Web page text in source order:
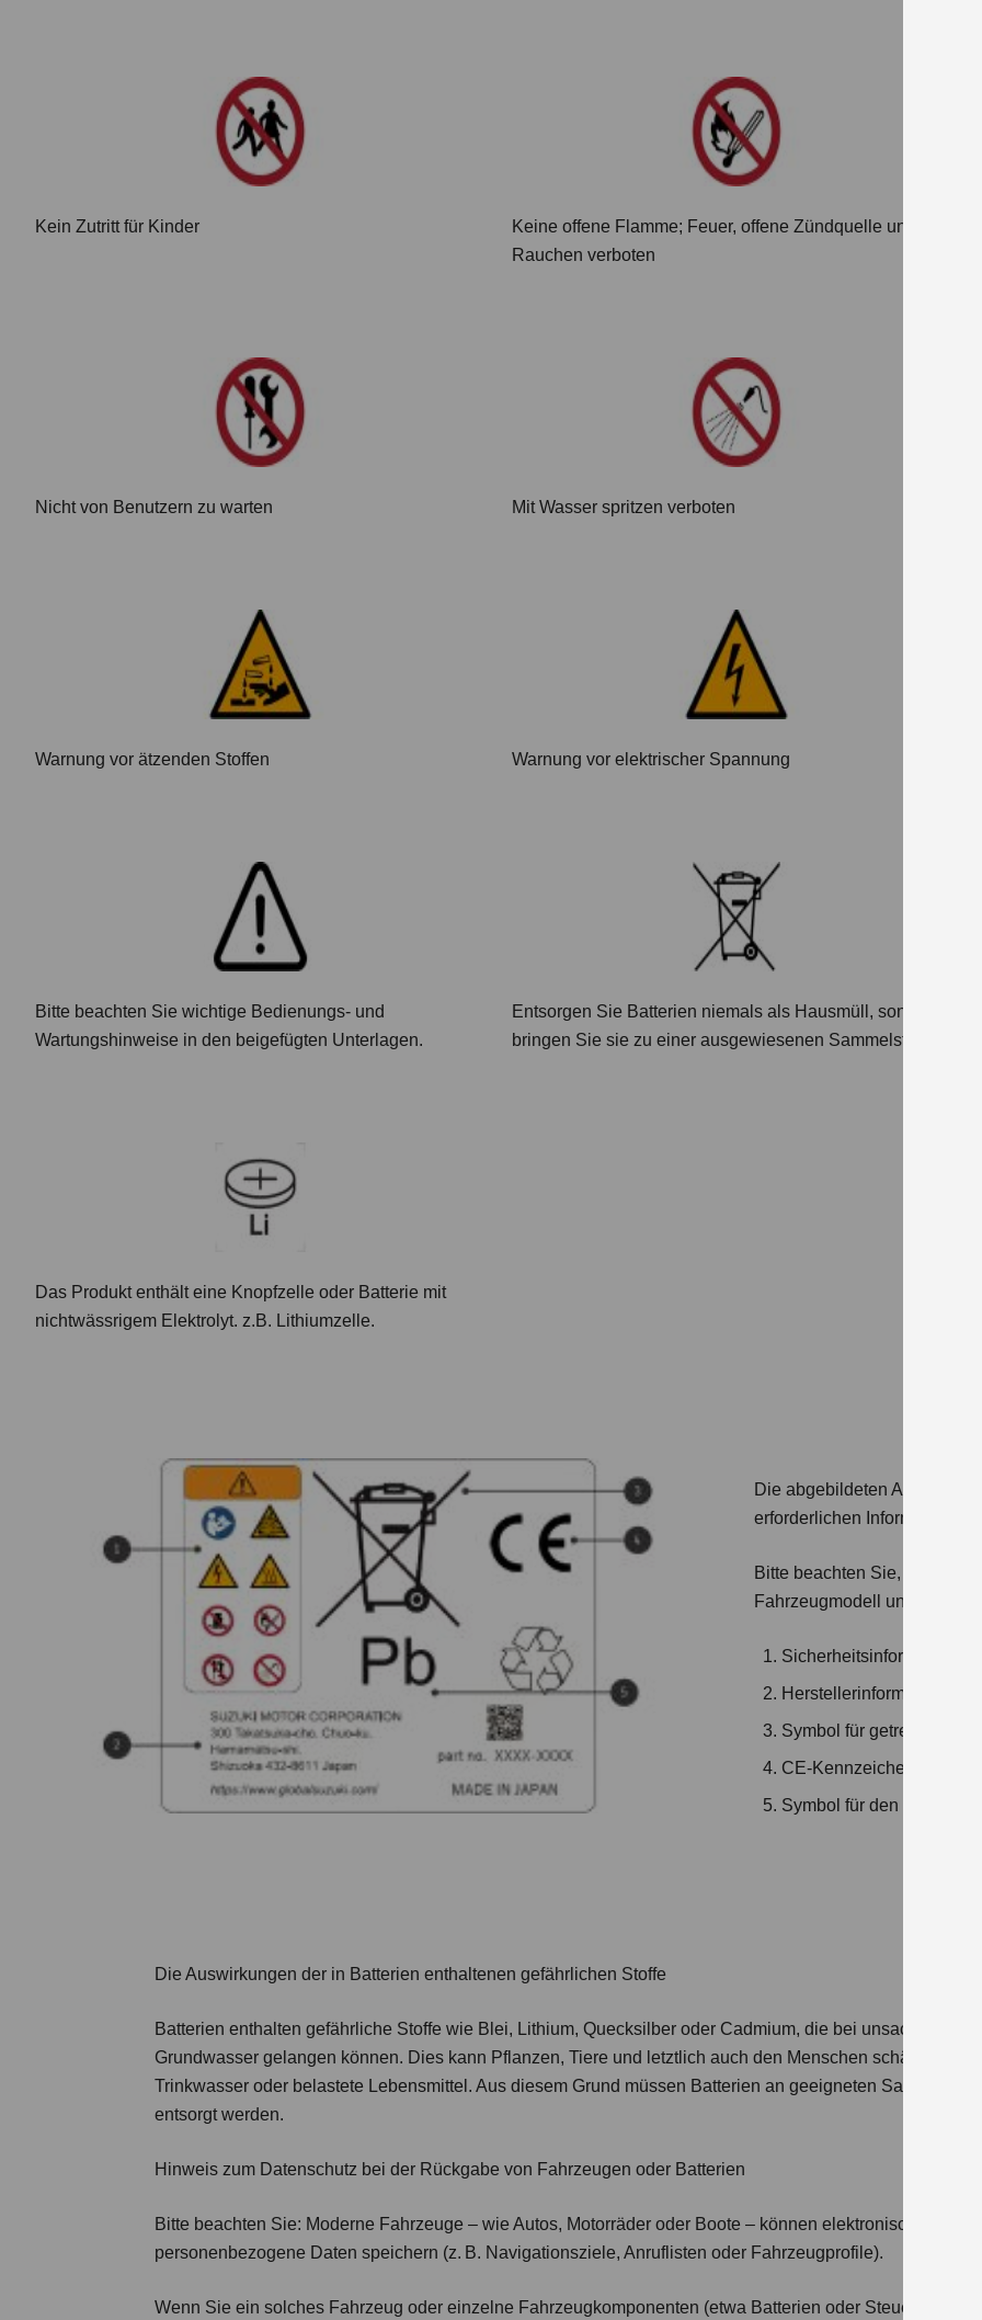
Kein Zutritt für Kinder
Keine offene Flamme; Feuer, offene Zündquelle und
Rauchen verboten
Nicht von Benutzern zu warten Mit Wasser spritzen verboten
Warnung vor ätzenden Stoffen Warnung vor elektrischer Spannung
Bitte beachten Sie wichtige Bedienungs- und
Wartungshinweise in den beigefügten Unterlagen.
Entsorgen Sie Batterien niemals als Hausmüll, sondern
bringen Sie sie zu einer ausgewiesenen Sammelstelle.
Das Produkt enthält eine Knopfzelle oder Batterie mit
nichtwässrigem Elektrolyt. z.B. Lithiumzelle.
Die abgebildeten Aufkleber
erforderlichen Informationen.
Bitte beachten Sie, dass der
Fahrzeugmodell und -jahr
Sicherheitsinformationen
Herstellerinformationen
Symbol für getrenntes
CE-Kennzeichen
Symbol für den
Die Auswirkungen der in Batterien enthaltenen gefährlichen Stoffe
Batterien enthalten gefährliche Stoffe wie Blei, Lithium, Quecksilber oder Cadmium, die bei
Grundwasser gelangen können. Dies kann Pflanzen, Tiere und letztlich auch den Menschen schädigen –
Trinkwasser oder belastete Lebensmittel. Aus diesem Grund müssen Batterien an geeigneten Sammel-
entsorgt werden.
Hinweis zum Datenschutz bei der Rückgabe von Fahrzeugen oder Batterien
Bitte beachten Sie: Moderne Fahrzeuge – wie Autos, Motorräder oder Boote – können elektronische
personenbezogene Daten speichern (z. B. Navigationsziele, Anruflisten oder Fahrzeugprofile).
Wenn Sie ein solches Fahrzeug oder einzelne Fahrzeugkomponenten (etwa Batterien oder Steuergeräte)